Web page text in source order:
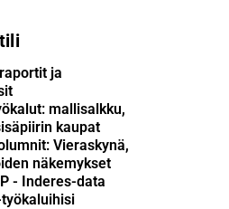
ja
mallisalkku,
kaupat
Vieraskynä,
näkemykset
- Inderes-data